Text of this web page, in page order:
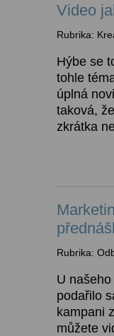
Video
Rubrika:
Hýbe se
tohle
úplná
taková,
zkrátka
Rubrika:
U
podařilo
kampani
můžete